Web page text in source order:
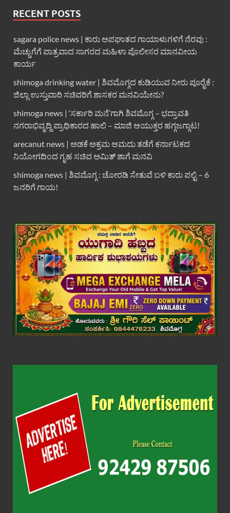
RECENT POSTS
sagara police news | ಕಾರು ಅಪಘಾತದ ಗಾಯಾಳುಗಳಿಗೆ ನೆರವು :
ಮೆಚ್ಚುಗೆಗೆ ಪಾತ್ರವಾದ ಸಾಗರದ ಮಹಿಳಾ ಪೊಲೀಸರ ಮಾನವೀಯ
ಕಾರ್ಯ
shimoga drinking water | ಶಿವಮೊಗ್ಗದ ಕುಡಿಯುವ ನೀರು ಪೂರೈಕೆ :
ಜಿಲ್ಲಾ ಉಸ್ತುವಾರಿ ಸಚಿವರಿಗೆ ಶಾಸಕರ ಮನವಿಯೇನು?
shimoga news | ‘ಸರ್ಕಾರಿ ಮನೆ’ಗಾಗಿ ಶಿವಮೊಗ್ಗ – ಭದ್ರಾವತಿ
ನಗರಾಭಿವೃದ್ದಿ ಪ್ರಾಧಿಕಾರದ ಹಾಲಿ – ಮಾಜಿ ಆಯುಕ್ತರ ಹಗ್ಗಜಗ್ಗಾಟ!
arecanut news | ಅಡಕೆ ಅಕ್ರಮ ಆಮದು ತಡೆಗೆ ಕರ್ನಾಟಕದ
ನಿಯೋಗದಿಂದ ಗೃಹ ಸಚಿವ ಅಮಿತ್ ಶಾಗೆ ಮನವಿ
shimoga news | ಶಿವಮೊಗ್ಗ : ಚೋರಡಿ ಸೇತುವೆ ಬಳಿ ಕಾರು ಪಲ್ಟಿ – 6
ಜನರಿಗೆ ಗಾಯ!